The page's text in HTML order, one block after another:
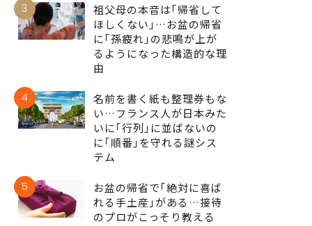
3
祖父母の本音は｢帰省して
ほしくない｣…お盆の帰省
に｢孫疲れ｣の悲鳴が上が
るようになった構造的な理
由
4
名前を書く紙も整理券もな
い…フランス人が日本みた
いに｢行列｣に並ばないの
に｢順番｣を守れる謎シス
テム
5
お盆の帰省で｢絶対に喜ば
れる手土産｣がある…接待
のプロがこっそり教える